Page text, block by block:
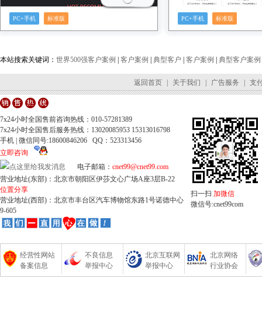
PC+手机 标准版 PC+手机 标准版
本站搜索关键词： 世界500强客户案例 客户案例 典型客户 客户案例 典型客户案例
返回首页 关于我们 广告服务 支
7x24小时全国售前咨询热线：010-57281389
7x24小时全国售后服务热线：13020085953 15313016798
手机 | 微信同号:18600846206 QQ：523313456
立即咨询
电子邮箱： cnet99@cnet99.com
营业地址(东部)：北京市朝阳区伊莎文心广场A座3层B-22
位置分享
营业地址(西部)：北京市丰台区汽车博物馆东路1号诺德中心
9-605
扫一扫 加微信
微信号:cnet99com
经营性网站
备案信息
不良信息
举报中心
北京互联网
举报中心
北京网络
行业协会